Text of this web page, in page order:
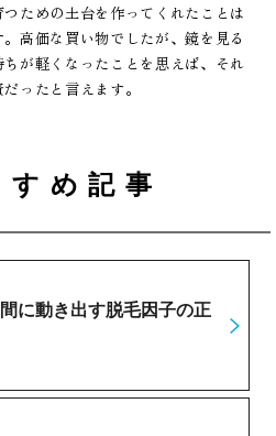
ための土台を作ってくれたことは
高価な買い物でしたが、鏡を見る
が軽くなったことを思えば、それ
ったと言えます。
すめ記事
に動き出す脱毛因子の正